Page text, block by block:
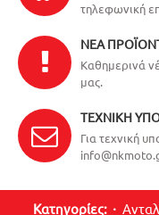
τηλεφωνική
ΝΈΑ
Καθημερινά
μας.
ΤΕΧΝΙΚΉ
Για τεχνική
Κατηγορίες: